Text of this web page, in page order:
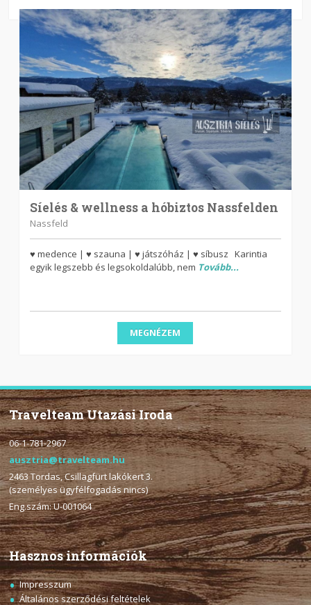
Síelés & wellness a hóbiztos Nassfelden
Nassfeld
♥ medence | ♥ szauna | ♥ játszóház | ♥ síbusz Karintia
egyik legszebb és legsokoldalúbb, nem Tovább...
MEGNÉZEM
Travelteam Utazási Iroda
06-1-781-2967
ausztria@travelteam.hu
2463 Tordas, Csillagfürt lakókert 3.
(személyes ügyfélfogadás nincs)
Eng.szám: U-001064
Hasznos információk
Impresszum
Általános szerződési feltételek